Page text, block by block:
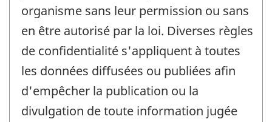
organisme sans leur permission ou sans
en être autorisé par la loi. Diverses règles
de confidentialité s'appliquent à toutes
les données diffusées ou publiées afin
d'empêcher la publication ou la
divulgation de toute information jugée